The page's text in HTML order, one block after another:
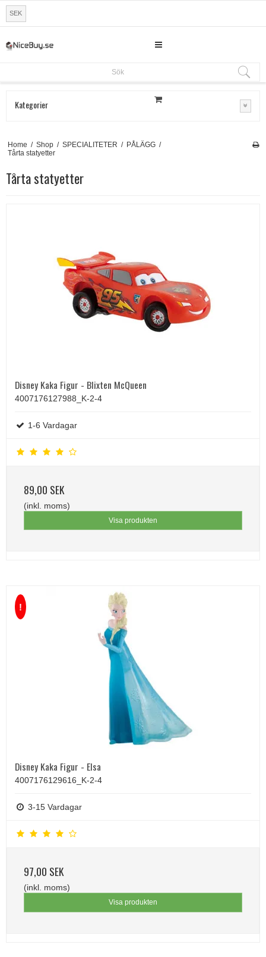
SEK
Sök
Kategorier
Home / Shop / SPECIALITETER / PÅLÄGG /
Tårta statyetter
Tårta statyetter
Disney Kaka Figur - Blixten McQueen
4007176127988_K-2-4
1-6 Vardagar
89,00 SEK
(inkl. moms)
Visa produkten
!
Disney Kaka Figur - Elsa
4007176129616_K-2-4
3-15 Vardagar
97,00 SEK
(inkl. moms)
Visa produkten